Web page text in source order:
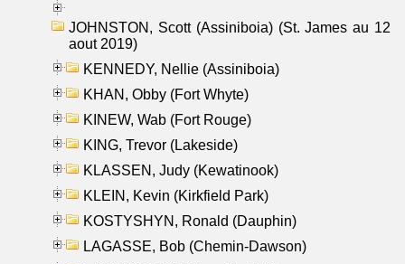
JOHNSTON, Scott (Assiniboia) (St. James au 12
aout 2019)
KENNEDY, Nellie (Assiniboia)
KHAN, Obby (Fort Whyte)
KINEW, Wab (Fort Rouge)
KING, Trevor (Lakeside)
KLASSEN, Judy (Kewatinook)
KLEIN, Kevin (Kirkfield Park)
KOSTYSHYN, Ronald (Dauphin)
LAGASSE, Bob (Chemin-Dawson)